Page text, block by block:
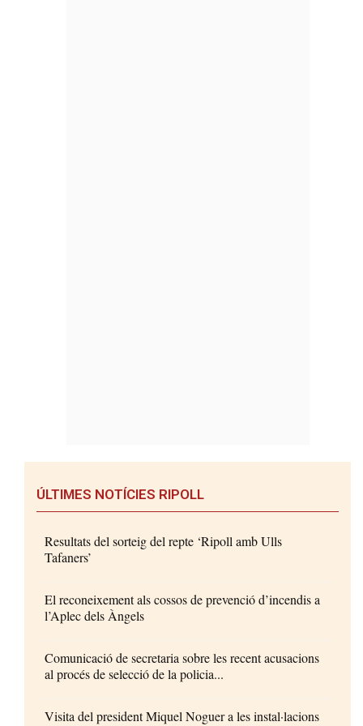
ÚLTIMES NOTÍCIES RIPOLL
Resultats del sorteig del repte ‘Ripoll amb Ulls
Tafaners’
El reconeixement als cossos de prevenció d’incendis a
l’Aplec dels Àngels
Comunicació de secretaria sobre les recent acusacions
al procés de selecció de la policia...
Visita del president Miquel Noguer a les instal·lacions